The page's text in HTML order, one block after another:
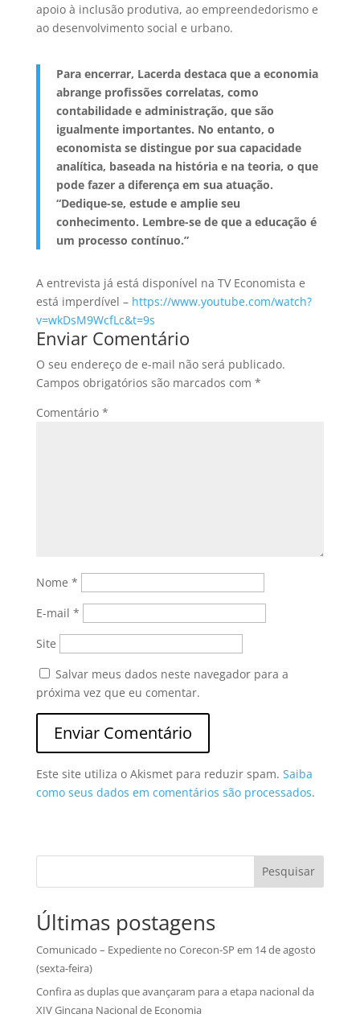
apoio à inclusão produtiva, ao empreendedorismo e
ao desenvolvimento social e urbano.
Para encerrar, Lacerda destaca que a economia
abrange profissões correlatas, como
contabilidade e administração, que são
igualmente importantes. No entanto, o
economista se distingue por sua capacidade
analítica, baseada na história e na teoria, o que
pode fazer a diferença em sua atuação.
“Dedique-se, estude e amplie seu
conhecimento. Lembre-se de que a educação é
um processo contínuo.”
A entrevista já está disponível na TV Economista e
está imperdível – https://www.youtube.com/watch?
v=wkDsM9WcfLc&t=9s
Enviar Comentário
O seu endereço de e-mail não será publicado.
Campos obrigatórios são marcados com *
Comentário *
Nome *
E-mail *
Site
Salvar meus dados neste navegador para a
próxima vez que eu comentar.
Este site utiliza o Akismet para reduzir spam. Saiba
como seus dados em comentários são processados.
Pesquisar
Últimas postagens
Comunicado – Expediente no Corecon-SP em 14 de agosto
(sexta-feira)
Confira as duplas que avançaram para a etapa nacional da
XIV Gincana Nacional de Economia